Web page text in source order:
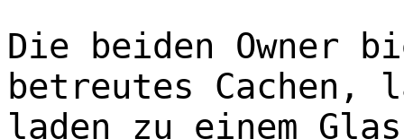
Die beiden Owner
betreutes Cachen,
laden zu einem